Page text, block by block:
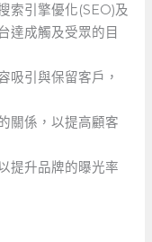
索引擎優化(SEO)及
達成觸及受眾的目
吸引與保留客戶，
關係，以提高顧客
提升品牌的曝光率